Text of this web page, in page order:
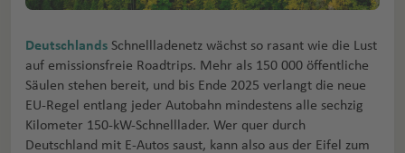
Deutschlands Schnellladenetz wächst so rasant wie die Lust
auf emissionsfreie Roadtrips. Mehr als 150 000 öffentliche
Säulen stehen bereit, und bis Ende 2025 verlangt die neue
EU-Regel entlang jeder Autobahn mindestens alle sechzig
Kilometer 150-kW-Schnelllader. Wer quer durch
Deutschland mit E-Autos saust, kann also aus der Eifel zum